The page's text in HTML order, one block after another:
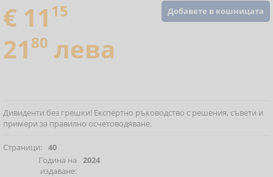
Добавете в кошницата
€ 11 15
21 80 лева
Дивиденти без грешки! Експертно ръководство с решения, съвети и
примери за правилно осчетоводяване.
Страници: 40
Година на
издаване:
2024